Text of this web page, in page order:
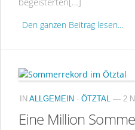
Den ganzen Beitrag lesen...
IN ALLGEMEIN · ÖTZTAL — 2
Eine Million